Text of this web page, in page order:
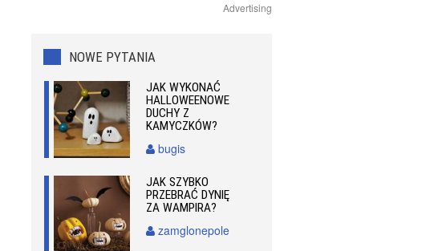
Advertising
NOWE PYTANIA
JAK WYKONAĆ
HALLOWEENOWE
DUCHY Z
KAMYCZKÓW?
bugis
JAK SZYBKO
PRZEBRAĆ DYNIĘ
ZA WAMPIRA?
zamglonepole